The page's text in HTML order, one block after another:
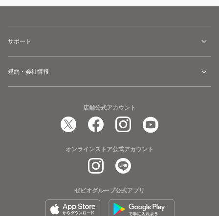
サポート
規約・会社情報
店舗公式アカウント
オンラインストア公式アカウント
ゼビオグループ公式アプリ